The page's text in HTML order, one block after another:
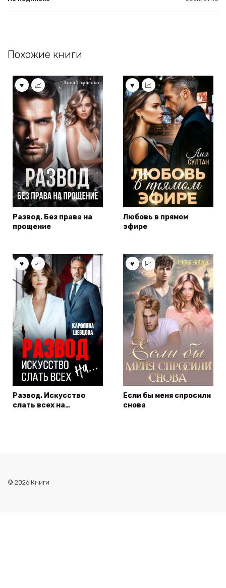
Похожие книги
Развод. Без права на
прощение
Любовь в прямом
эфире
Развод. Искусство
слать всех на…
Если бы меня спросили
снова
© 2026 Книги